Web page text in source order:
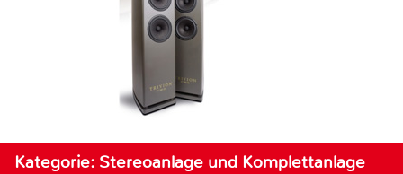
Kategorie: Stereoanlage und Komplettanlage